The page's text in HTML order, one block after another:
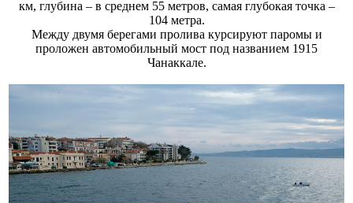
км, глубина – в среднем 55 метров, самая глубокая точка –
104 метра.
Между двумя берегами пролива курсируют паромы и
проложен автомобильный мост под названием 1915
Чанаккале.